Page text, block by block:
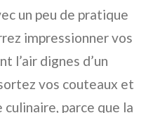
un peu de pratique
impressionner vos
l’air dignes d’un
vos couteaux et
parce que la